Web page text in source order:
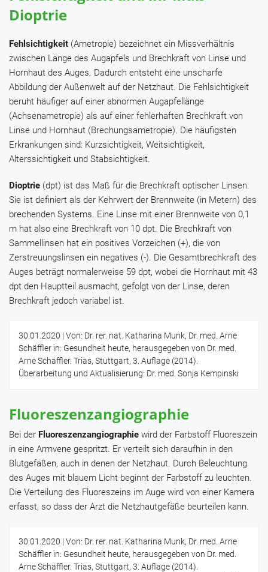
Dioptrie
Fehlsichtigkeit (Ametropie) bezeichnet ein Missverhältnis
zwischen Länge des Augapfels und Brechkraft von Linse und
Hornhaut des Auges. Dadurch entsteht eine unscharfe
Abbildung der Außenwelt auf der Netzhaut. Die Fehlsichtigkeit
beruht häufiger auf einer abnormen Augapfellänge
(Achsenametropie) als auf einer fehlerhaften Brechkraft von
Linse und Hornhaut (Brechungsametropie). Die häufigsten
Erkrankungen sind: Kurzsichtigkeit, Weitsichtigkeit,
Alterssichtigkeit und Stabsichtigkeit.
Dioptrie (dpt) ist das Maß für die Brechkraft optischer Linsen.
Sie ist definiert als der Kehrwert der Brennweite (in Metern) des
brechenden Systems. Eine Linse mit einer Brennweite von 0,1
m hat also eine Brechkraft von 10 dpt. Die Brechkraft von
Sammellinsen hat ein positives Vorzeichen (+), die von
Zerstreuungslinsen ein negatives (-). Die Gesamtbrechkraft des
Auges beträgt normalerweise 59 dpt, wobei die Hornhaut mit 43
dpt den Hauptteil ausmacht, gefolgt von der Linse, deren
Brechkraft jedoch variabel ist.
30.01.2020 | Von: Dr. rer. nat. Katharina Munk, Dr. med. Arne
Schäffler in: Gesundheit heute, herausgegeben von Dr. med.
Arne Schäffler. Trias, Stuttgart, 3. Auflage (2014).
Überarbeitung und Aktualisierung: Dr. med. Sonja Kempinski
Fluoreszenzangiographie
Bei der Fluoreszenzangiographie wird der Farbstoff Fluoreszein
in eine Armvene gespritzt. Er verteilt sich daraufhin in den
Blutgefäßen, auch in denen der Netzhaut. Durch Beleuchtung
des Auges mit blauem Licht beginnt der Farbstoff zu leuchten.
Die Verteilung des Fluoreszeins im Auge wird von einer Kamera
erfasst, so dass der Arzt die Netzhautgefäße beurteilen kann.
30.01.2020 | Von: Dr. rer. nat. Katharina Munk, Dr. med. Arne
Schäffler in: Gesundheit heute, herausgegeben von Dr. med.
Arne Schäffler. Trias, Stuttgart, 3. Auflage (2014).